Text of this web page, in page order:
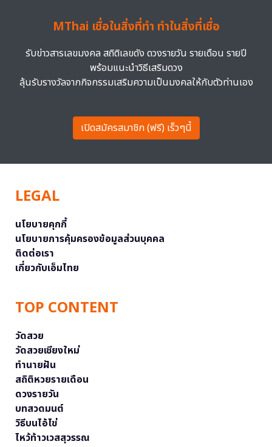
MThai เชื่อในสิ่งที่ทำ ทำในสิ่งที่เชื่อ
รับข่าวสารเลขมงคล สถิติเลขดัง ดวงรายวัน รายเดือน รายปี
พร้อมแนะนำวิธีเสริมดวง
ลุ้นรับรางวัลจากกิจกรรมเสริมความเป็นมงคลให้กับตัวท่านเอง
เปิดสมัครสมาชิก (ฟรี) เร็วๆนี้
LEGAL
นโยบายคุกกี้
นโยบายการคุ้มครองข้อมูลส่วนบุคคล
ติดต่อเรา
เกี่ยวกับเอ็มไทย
TOP CONTENT
วัดสวย
วัดสวยเชียงใหม่
ทำนายฝัน
สถิติหวยรายเดือน
ดวงรายวัน
บทสวดมนต์
วิธีบนไอ้ไข่
ไหว้ท้าวเวสสุวรรณ